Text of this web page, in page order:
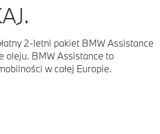
2-letni pakiet BMW Assistance
oleju. BMW Assistance to
w całej Europie.